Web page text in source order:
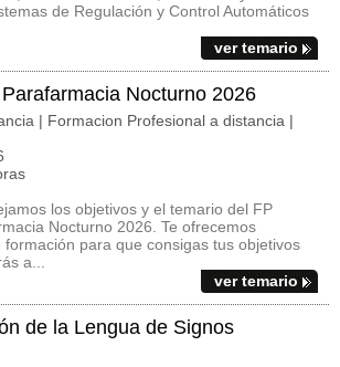
de Regulación y Control Automáticos
ver temario
Nocturno 2026
| Formacion Profesional a distancia |
los objetivos y el temario del FP
Nocturno 2026. Te ofrecemos
formación para que consigas tus objetivos
a...
ver temario
de la Lengua de Signos